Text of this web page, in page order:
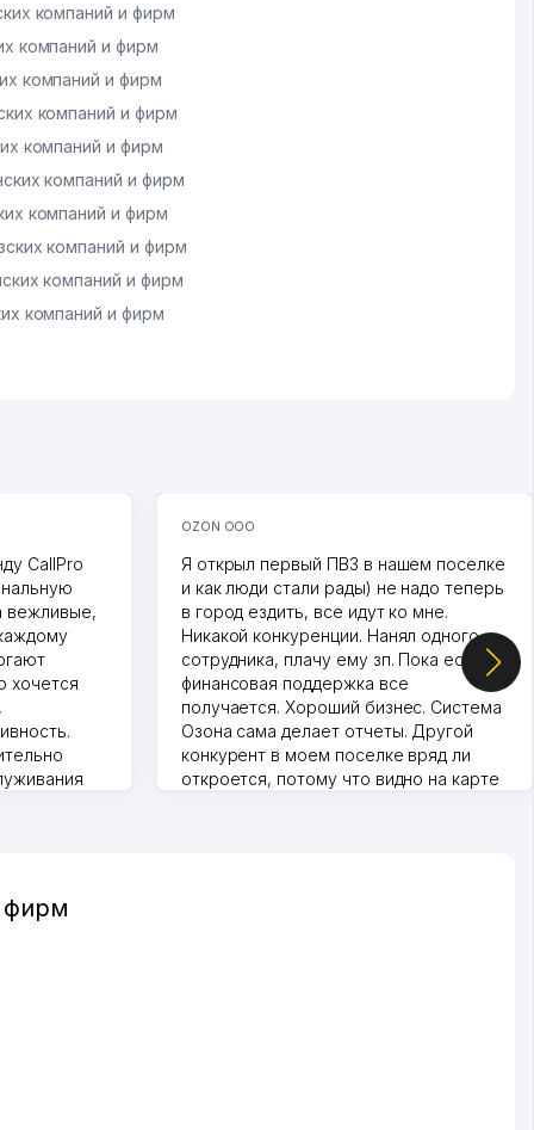
компаний и фирм
компаний и фирм
компаний и фирм
компаний и фирм
компаний и фирм
компаний и фирм
компаний и фирм
компаний и фирм
компаний и фирм
компаний и фирм
CallPro
вежливые,
хочется
OZON ООО
Я открыл первый ПВЗ в нашем поселке
и как люди стали рады) не надо теперь
в город ездить, все идут ко мне.
Никакой конкуренции. Нанял одного
сотрудника, плачу ему зп. Пока есть
финансовая поддержка все
получается. Хороший бизнес. Система
Озона сама делает отчеты. Другой
конкурент в моем поселке вряд ли
откроется, потому что видно на карте
фирм